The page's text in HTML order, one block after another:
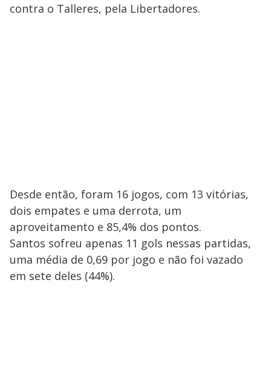
contra o Talleres, pela Libertadores.
Desde então, foram 16 jogos, com 13 vitórias,
dois empates e uma derrota, um
aproveitamento e 85,4% dos pontos.
Santos sofreu apenas 11 gols nessas partidas,
uma média de 0,69 por jogo e não foi vazado
em sete deles (44%).